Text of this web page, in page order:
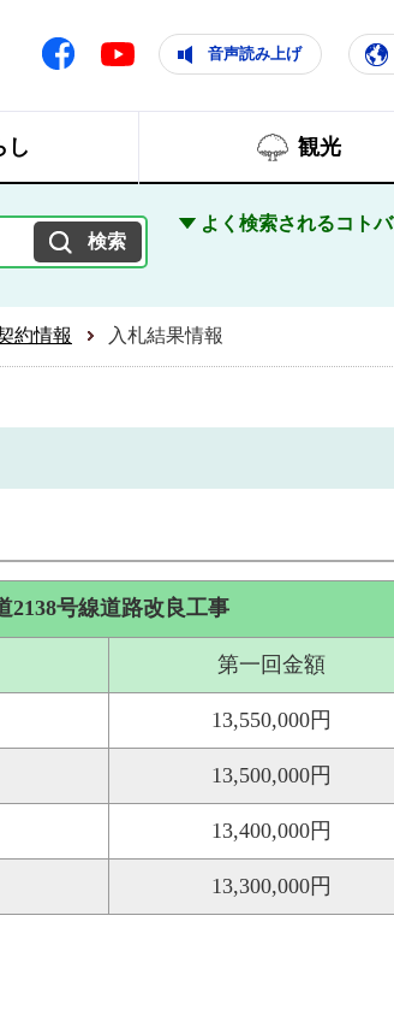
ともに輝く住みよいまち
Facebook Youtube 音声読み上げ
し 観光
よく検索されるコトバ
約情報 入札結果情報
2138号線道路改良工事
第一回金額
13,550,000円
13,500,000円
13,400,000円
13,300,000円